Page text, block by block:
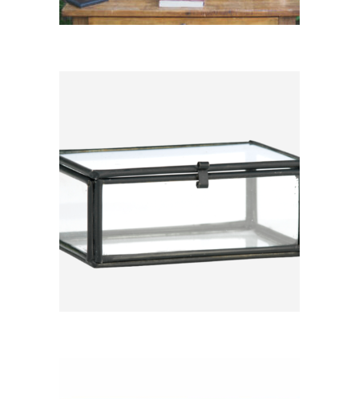
Boîte alliances noire